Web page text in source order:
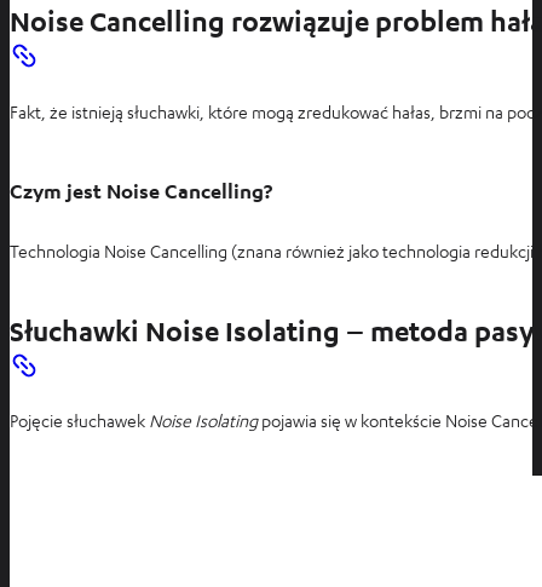
Noise Cancelling rozwiązuje problem
Fakt, że istnieją słuchawki, które mogą zredukować hałas, brzmi na
Czym jest Noise Cancelling?
Technologia Noise Cancelling (znana również jako technologia redukcji
Słuchawki Noise Isolating – metoda
Pojęcie słuchawek Noise Isolatingpojawia się w kontekście Noise